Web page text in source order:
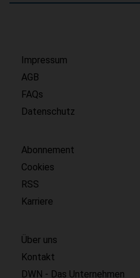
Impressum
AGB
FAQs
Datenschutz
Abonnement
Cookies
RSS
Karriere
Über uns
Kontakt
DWN - Das Unternehmen